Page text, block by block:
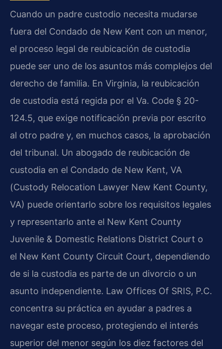
Cuando un padre custodio necesita mudarse
fuera del Condado de New Kent con un menor,
el proceso legal de reubicación de custodia
puede ser uno de los asuntos más complejos del
derecho de familia. En Virginia, la reubicación
de custodia está regida por el Va. Code § 20-
124.5, que exige notificación previa por escrito
al otro padre y, en muchos casos, la aprobación
del tribunal. Un abogado de reubicación de
custodia en el Condado de New Kent, VA
(Custody Relocation Lawyer New Kent County,
VA) puede orientarlo sobre los requisitos legales
y representarlo ante el New Kent County
Juvenile & Domestic Relations District Court o
el New Kent County Circuit Court, dependiendo
de si la custodia es parte de un divorcio o un
asunto independiente. Law Offices Of SRIS, P.C.
concentra su práctica en ayudar a padres a
navegar este proceso, protegiendo el interés
superior del menor según los diez factores del